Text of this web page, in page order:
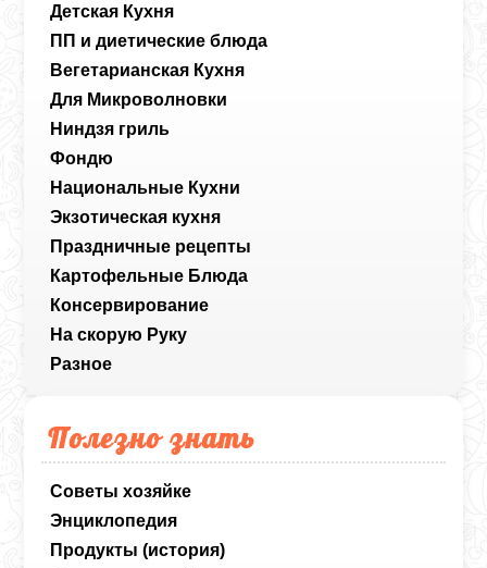
Детская Кухня
ПП и диетические блюда
Вегетарианская Кухня
Для Микроволновки
Ниндзя гриль
Фондю
Национальные Кухни
Экзотическая кухня
Праздничные рецепты
Картофельные Блюда
Консервирование
На скорую Руку
Разное
Полезно знать
Советы хозяйке
Энциклопедия
Продукты (история)